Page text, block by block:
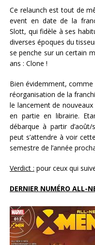
Ce relaunch est tout de
event en date de la
Slott, qui fidèle à ses
diverses époques du
se penche sur un certain
ans : Clone !
Bien évidemment,
réorganisation de la
le lancement de
en partie en librairie.
débarque à partir
peut s’attendre à voir
semestre de l’année
Verdict : pour ceux qui
DERNIER NUMÉRO ALL-